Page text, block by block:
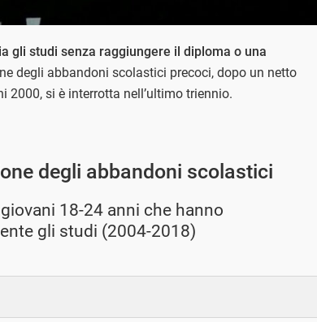
gli studi senza raggiungere il diploma o una
degli abbandoni scolastici precoci, dopo un netto
si è interrotta nell’ultimo triennio.
degli abbandoni scolastici
18-24 anni che hanno
gli studi (2004-2018)